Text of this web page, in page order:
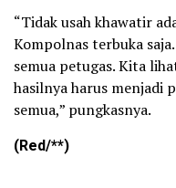
“Tidak usah khawatir
Kompolnas terbuka
semua petugas. Kita
hasilnya harus menjadi
semua,” pungkasnya.
(Red/**)